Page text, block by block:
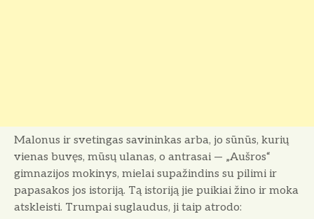
Malonus ir svetingas savininkas arba, jo sūnūs, kurių
vienas buvęs, mūsų ulanas, o antrasai — „Aušros“
gimnazijos mokinys, mielai supažindins su pilimi ir
papasakos jos istoriją. Tą istoriją jie puikiai žino ir moka
atskleisti. Trum­pai suglaudus, ji taip atrodo: